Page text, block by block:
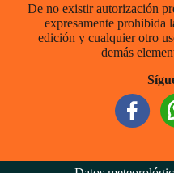
De no existir autorización
expresamente prohibida
edición y cualquier otro
demás